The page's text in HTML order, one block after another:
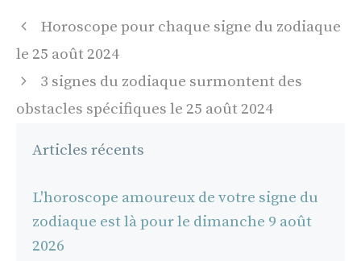
Navigation
des
Horoscope pour chaque signe du zodiaque
le 25 août 2024
3 signes du zodiaque surmontent des
obstacles spécifiques le 25 août 2024
Articles récents
L'horoscope amoureux de votre signe du
zodiaque est là pour le dimanche 9 août
2026